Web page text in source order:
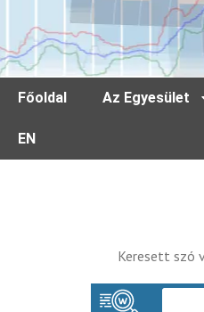
Főoldal Az Egyesület
EN
Keresett szó